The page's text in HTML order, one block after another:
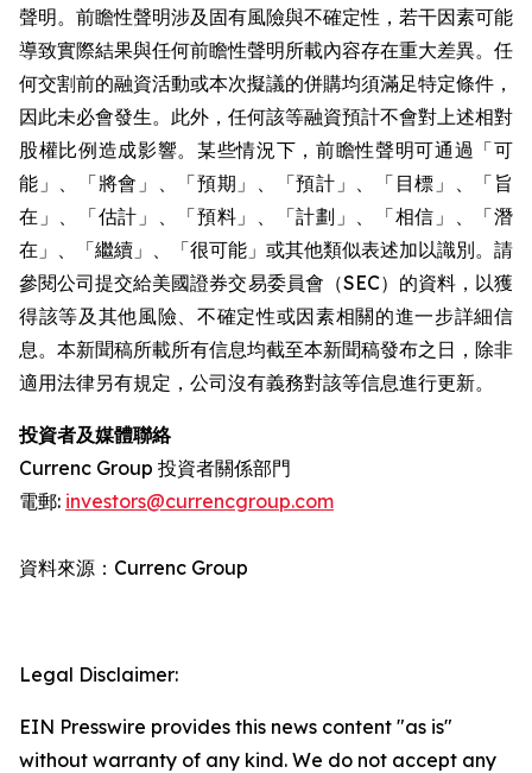
聲明。前瞻性聲明涉及固有風險與不確定性，若干因素可能
導致實際結果與任何前瞻性聲明所載內容存在重大差異。任
何交割前的融資活動或本次擬議的併購均須滿足特定條件，
因此未必會發生。此外，任何該等融資預計不會對上述相對
股權比例造成影響。某些情況下，前瞻性聲明可通過「可
能」、「將會」、「預期」、「預計」、「目標」、「旨
在」、「估計」、「預料」、「計劃」、「相信」、「潛
在」、「繼續」、「很可能」或其他類似表述加以識別。請
參閱公司提交給美國證券交易委員會（SEC）的資料，以獲
得該等及其他風險、不確定性或因素相關的進一步詳細信
息。本新聞稿所載所有信息均截至本新聞稿發布之日，除非
適用法律另有規定，公司沒有義務對該等信息進行更新。
投資者及媒體聯絡
Currenc Group 投資者關係部門
電郵: investors@currencgroup.com
資料來源：Currenc Group
Legal Disclaimer:
EIN Presswire provides this news content "as is"
without warranty of any kind. We do not accept any